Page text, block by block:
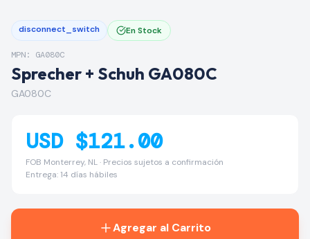
disconnect_switch En Stock
MPN: GA080C
Sprecher + Schuh GA080C
GA080C
USD $121.00
FOB Monterrey, NL · Precios sujetos a confirmación
Entrega: 14 días hábiles
Agregar al Carrito